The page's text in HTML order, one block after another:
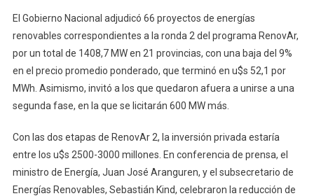
El Gobierno Nacional adjudicó 66 proyectos de energías
renovables correspondientes a la ronda 2 del programa RenovAr,
por un total de 1408,7 MW en 21 provincias, con una baja del 9%
en el precio promedio ponderado, que terminó en u$s 52,1 por
MWh. Asimismo, invitó a los que quedaron afuera a unirse a una
segunda fase, en la que se licitarán 600 MW más.
Con las dos etapas de RenovAr 2, la inversión privada estaría
entre los u$s 2500-3000 millones. En conferencia de prensa, el
ministro de Energía, Juan José Aranguren, y el subsecretario de
Energías Renovables, Sebastián Kind, celebraron la reducción de